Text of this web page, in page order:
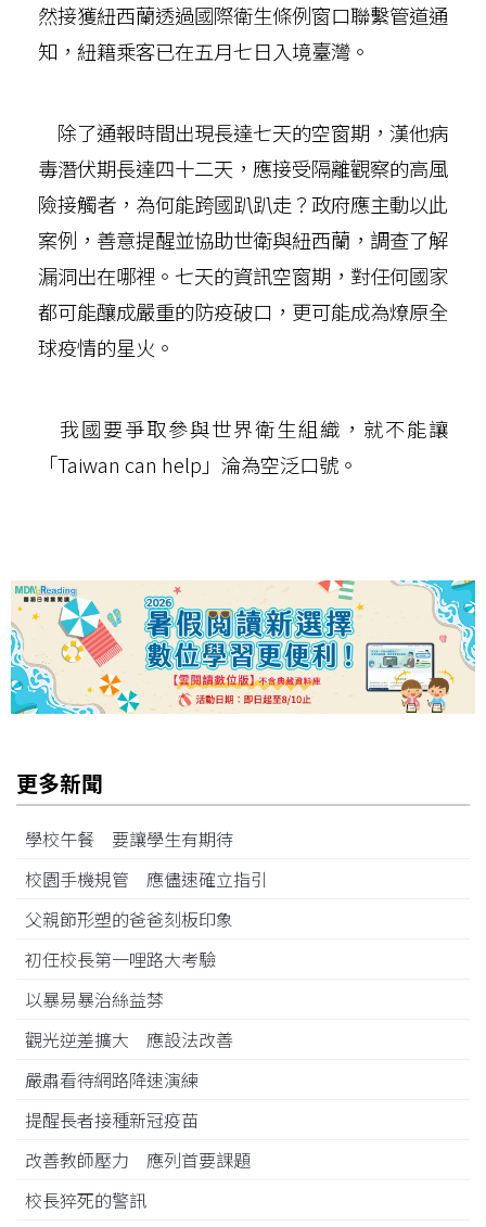
然接獲紐西蘭透過國際衛生條例窗口聯繫管道通
知，紐籍乘客已在五月七日入境臺灣。
除了通報時間出現長達七天的空窗期，漢他病
毒潛伏期長達四十二天，應接受隔離觀察的高風
險接觸者，為何能跨國趴趴走？政府應主動以此
案例，善意提醒並協助世衛與紐西蘭，調查了解
漏洞出在哪裡。七天的資訊空窗期，對任何國家
都可能釀成嚴重的防疫破口，更可能成為燎原全
球疫情的星火。
我國要爭取參與世界衛生組織，就不能讓
「Taiwan can help」淪為空泛口號。
更多新聞
學校午餐 要讓學生有期待
校園手機規管 應儘速確立指引
父親節形塑的爸爸刻板印象
初任校長第一哩路大考驗
以暴易暴治絲益棼
觀光逆差擴大 應設法改善
嚴肅看待網路降速演練
提醒長者接種新冠疫苗
改善教師壓力 應列首要課題
校長猝死的警訊